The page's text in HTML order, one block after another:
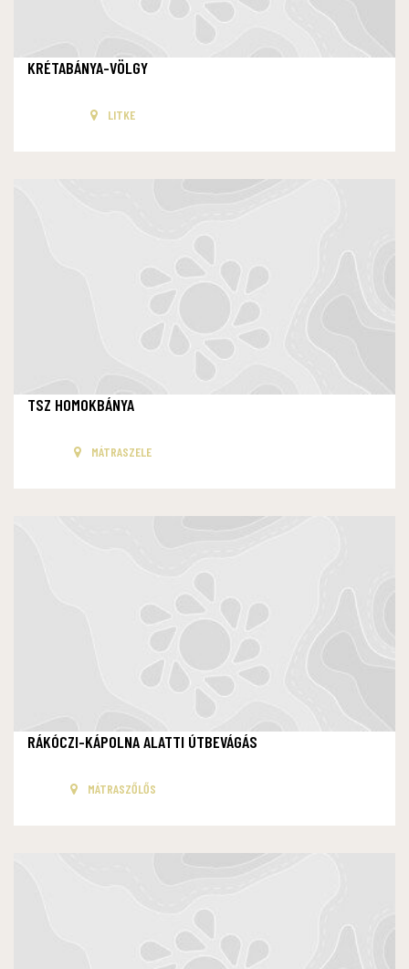
KRÉTABÁNYA-VÖLGY
LITKE
TSZ HOMOKBÁNYA
MÁTRASZELE
RÁKÓCZI-KÁPOLNA ALATTI ÚTBEVÁGÁS
MÁTRASZŐLŐS